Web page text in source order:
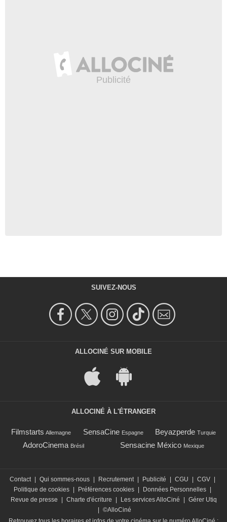
SUIVEZ-NOUS
ALLOCINÉ SUR MOBILE
ALLOCINÉ À L'ÉTRANGER
Filmstarts Allemagne SensaCine Espagne Beyazperde Turquie
AdoroCinema Brésil Sensacine México Mexique
Contact Qui sommes-nous Recrutement Publicité CGU CGV
Politique de cookies
Préférences cookies Données Personnelles
Revue de presse
Charte d'écriture Les services AlloCiné
Gérer Utiq
©AlloCiné